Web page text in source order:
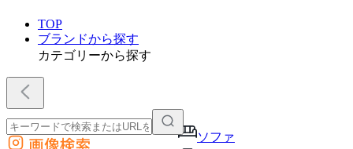
TOP
ブランドから探す
カテゴリーから探す
ソファ
画像検索